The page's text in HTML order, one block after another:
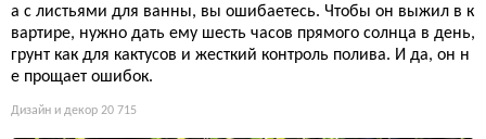
а с листьями для ванны, вы ошибаетесь. Чтобы он выжил в к
вартире, нужно дать ему шесть часов прямого солнца в день,
грунт как для кактусов и жесткий контроль полива. И да, он н
е прощает ошибок.
Дизайн и декор 20 715